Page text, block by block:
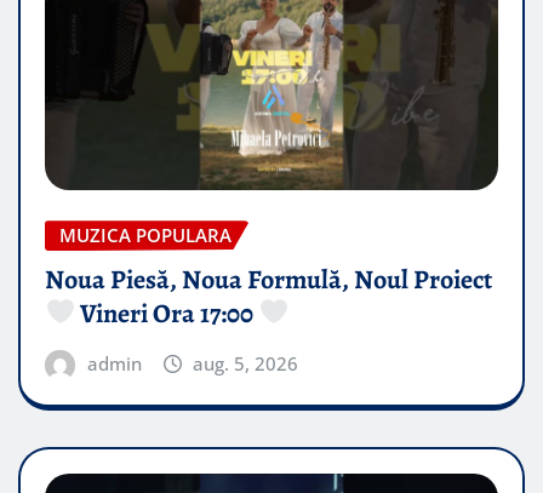
MUZICA POPULARA
Noua Piesă, Noua Formulă, Noul Proiect
Vineri Ora 17:00
admin aug. 5, 2026